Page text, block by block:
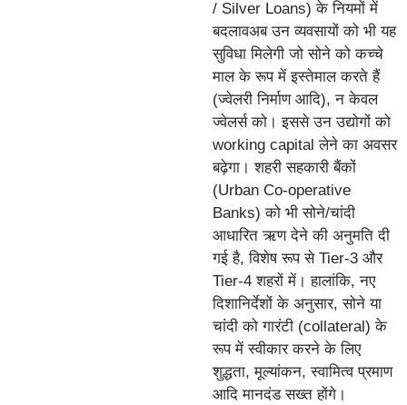
/ Silver Loans) के नियमों में
बदलावअब उन व्यवसायों को भी यह
सुविधा मिलेगी जो सोने को कच्चे
माल के रूप में इस्तेमाल करते हैं
(ज्वेलरी निर्माण आदि), न केवल
ज्वेलर्स को। इससे उन उद्योगों को
working capital लेने का अवसर
बढ़ेगा। शहरी सहकारी बैंकों
(Urban Co-operative
Banks) को भी सोने/चांदी
आधारित ऋण देने की अनुमति दी
गई है, विशेष रूप से Tier-3 और
Tier-4 शहरों में। हालांकि, नए
दिशानिर्देशों के अनुसार, सोने या
चांदी को गारंटी (collateral) के
रूप में स्वीकार करने के लिए
शुद्धता, मूल्यांकन, स्वामित्व प्रमाण
आदि मानदंड सख्त होंगे।